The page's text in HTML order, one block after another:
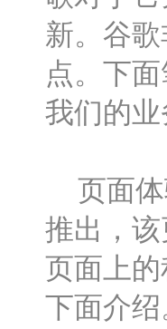
新。谷
点。下
我们的业
页面体
推出，
页面上
下面介